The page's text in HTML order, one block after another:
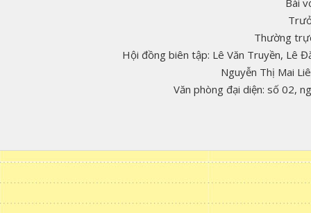
Bài
Thường
Hội đồng biên tập: Lê Văn Truyền, Lê
Nguyễn Thị Mai
Văn phòng đại diện: số 02,